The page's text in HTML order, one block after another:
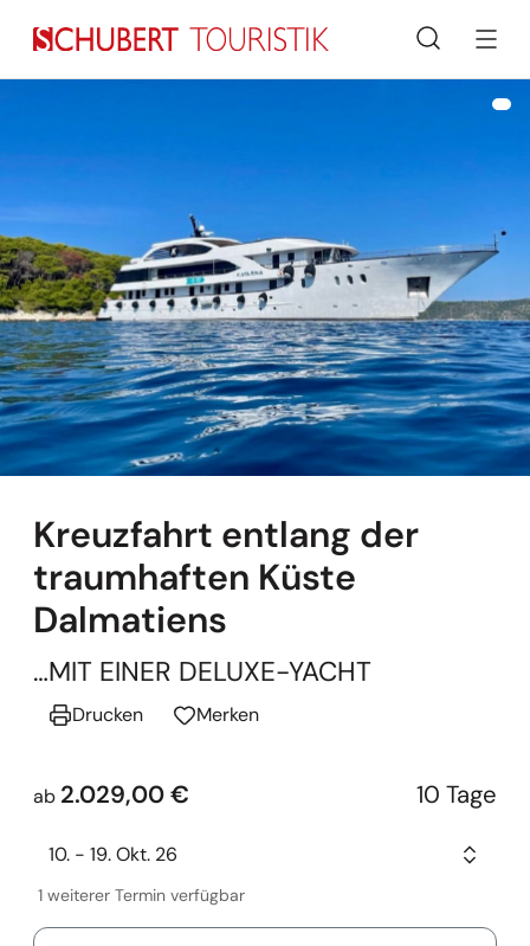
Suche
Kreuzfahrt entlang der
traumhaften Küste
Dalmatiens
…MIT EINER DELUXE-YACHT
Drucken Merken
ab 2.029,00 € 10 Tage
10. - 19. Okt. 26
1 weiterer Termin verfügbar